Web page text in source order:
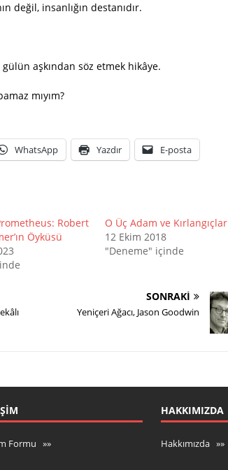
değil, insanlığın destanıdır.
aşkından söz etmek hikâye.
mıyım?
WhatsApp Yazdır E-posta
Robert
Öyküsü
O Üç Adam ve Kırlangıçlar
12 Ekim 2018
"Deneme" içinde
SONRAKI
Yeniçeri Ağacı, Jason Goodwin
Formu »»
HAKKIMIZDA
Hakkımızda »»